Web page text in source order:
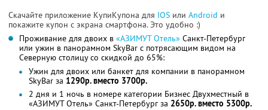
Скачайте приложение КупиКупона для IOS или Android и
покажите купон с экрана смартфона. Это удобно :)
Проживание для двоих в «АЗИМУТ Отель» Санкт-Петербург
или ужин в панорамном SkyBаr с потрясающим видом на
Северную столицу со скидкой до 65%:
Ужин для двоих или банкет для компании в панорамном
SkyBаr за 1290р. вместо 3700р.
2 дня и 1 ночь в номере категории Бизнес Двухместный в
«АЗИМУТ Отель» Санкт-Петербург за 2650р. вместо 5300р.